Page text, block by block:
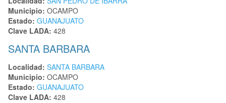
Municipio: OCAMPO
Estado: GUANAJUATO
Clave LADA: 428
SANTA BARBARA
Localidad: SANTA BARBARA
Municipio: OCAMPO
Estado: GUANAJUATO
Clave LADA: 428